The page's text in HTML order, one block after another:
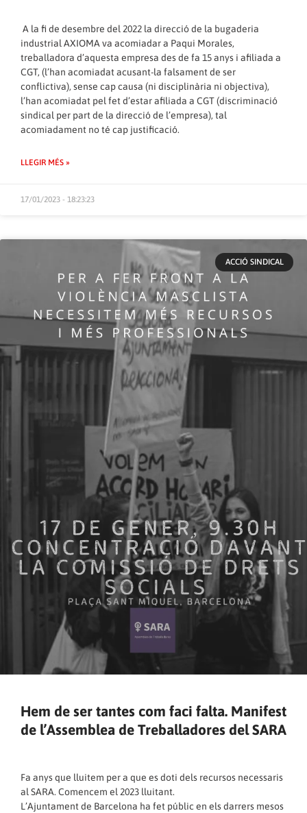
A la fi de desembre del 2022 la direcció de la bugaderia
industrial AXIOMA va acomiadar a Paqui Morales,
treballadora d’aquesta empresa des de fa 15 anys i afiliada a
CGT, (l’han acomiadat acusant-la falsament de ser
conflictiva), sense cap causa (ni disciplinària ni objectiva),
l’han acomiadat pel fet d’estar afiliada a CGT (discriminació
sindical per part de la direcció de l’empresa), tal
acomiadament no té cap justificació.
LLEGIR MÉS »
17/01/2023 - 18:23:23
ACCIÓ SINDICAL
Hem de ser tantes com faci falta. Manifest
de l’Assemblea de Treballadores del SARA
Fa anys que lluitem per a que es doti dels recursos necessaris
al SARA. Comencem el 2023 lluitant.
L’Ajuntament de Barcelona ha fet públic en els darrers mesos